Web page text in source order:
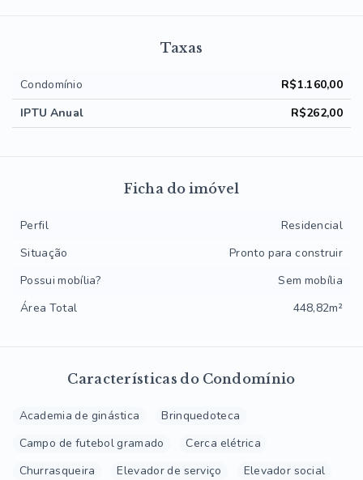
Características do Condomínio
Academia de ginástica
Brinquedoteca
Campo de futebol gramado
Cerca elétrica
Churrasqueira
Elevador de serviço
Elevador social
Taxas
Condomínio
R$1.160,00
IPTU Anual
R$262,00
Ficha do imóvel
Perfil
Residencial
Situação
Pronto para construir
Possui mobília?
Sem mobília
Área Total
448,82m²